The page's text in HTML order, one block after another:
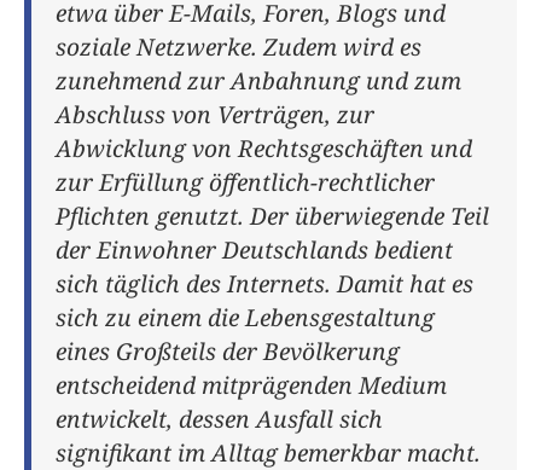
etwa über E-Mails, Foren, Blogs und
soziale Netzwerke. Zudem wird es
zunehmend zur Anbahnung und zum
Abschluss von Verträgen, zur
Abwicklung von Rechtsgeschäften und
zur Erfüllung öffentlich-rechtlicher
Pflichten genutzt. Der überwiegende Teil
der Einwohner Deutschlands bedient
sich täglich des Internets. Damit hat es
sich zu einem die Lebensgestaltung
eines Großteils der Bevölkerung
entscheidend mitprägenden Medium
entwickelt, dessen Ausfall sich
signifikant im Alltag bemerkbar macht.